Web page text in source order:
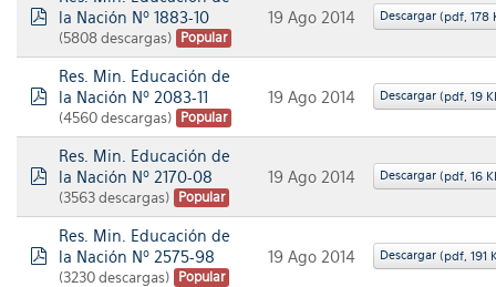
la Nación Nº 1883-10
(5808 descargas) Popular
19 Ago 2014 Descargar (pdf, 178
Res. Min. Educación de
la Nación Nº 2083-11
(4560 descargas) Popular
19 Ago 2014 Descargar (pdf, 19
Res. Min. Educación de
la Nación Nº 2170-08
(3563 descargas) Popular
19 Ago 2014 Descargar (pdf, 16
Res. Min. Educación de
la Nación Nº 2575-98
(3230 descargas) Popular
19 Ago 2014 Descargar (pdf, 191